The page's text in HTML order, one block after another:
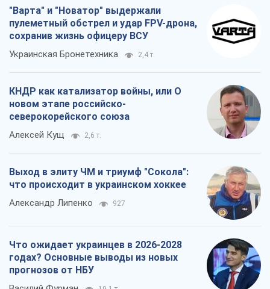
"Варта" и "Новатор" выдержали
пулеметный обстрел и удар FPV-дрона,
сохранив жизнь офицеру ВСУ
Украинская Бронетехника 2,4 т.
КНДР как катализатор войны, или О
новом этапе российско-
северокорейского союза
Алексей Кущ 2,6 т.
Выход в элиту ЧМ и триумф "Сокола":
что происходит в украинском хоккее
Александр Липенко 927
Что ожидает украинцев в 2026-2028
годах? Основные выводы из новых
прогнозов от НБУ